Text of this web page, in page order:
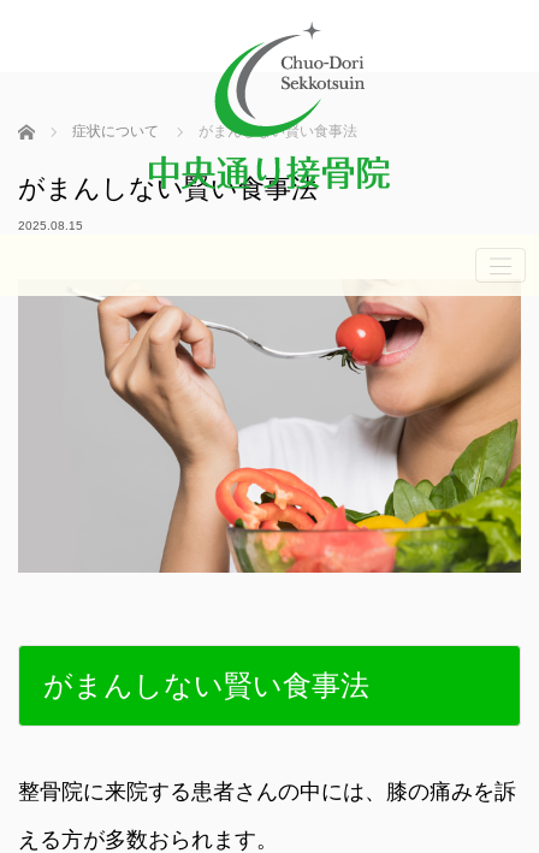
ホーム 症状について がまんしない賢い食事法
がまんしない賢い食事法
2025.08.15
がまんしない賢い食事法
整骨院に来院する患者さんの中には、膝の痛みを訴
える方が多数おられます。